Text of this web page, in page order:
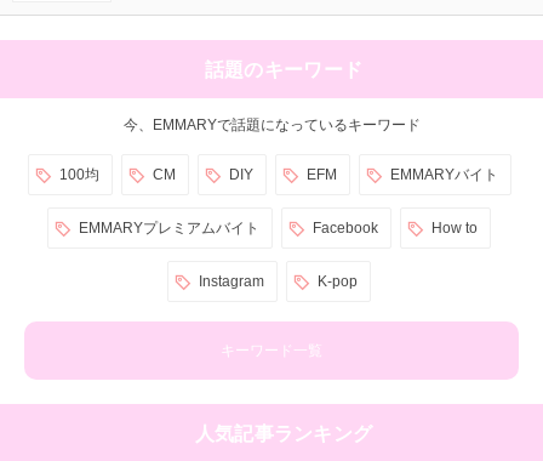
話題のキーワード
今、EMMARYで話題になっているキーワード
100均 CM DIY EFM EMMARYバイト
EMMARYプレミアムバイト Facebook How to
Instagram K-pop
キーワード一覧
人気記事ランキング